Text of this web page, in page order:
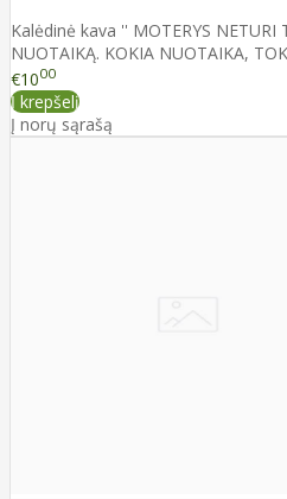
Kalėdinė kava '' MOTERYS NETURI
NUOTAIKĄ. KOKIA NUOTAIKA,
€1000
Į krepšelį
Į norų sąrašą